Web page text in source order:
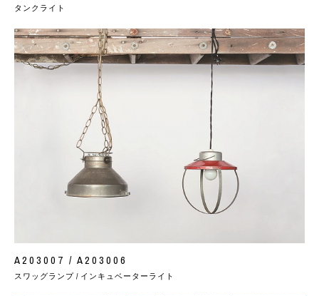
タンクライト
A203007 / A203006
スワッグランプ / インキュベーターライト